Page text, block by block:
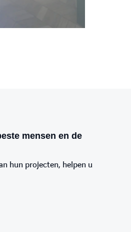
mensen en de
hun projecten, helpen u